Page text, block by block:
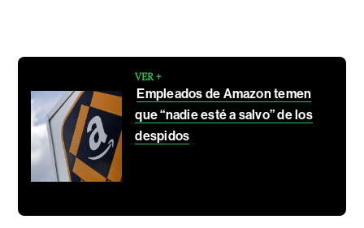
VER +
Empleados de Amazon temen
que “nadie esté a salvo” de los
despidos